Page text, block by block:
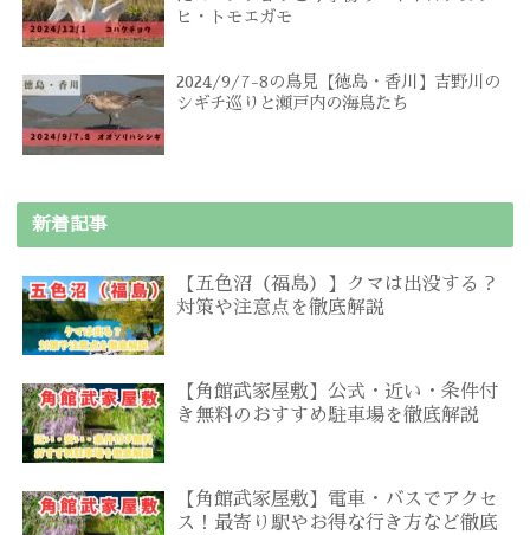
ヒ・トモエガモ
2024/9/7-8の鳥見【徳島・香川】吉野川の
シギチ巡りと瀬戸内の海鳥たち
新着記事
【五色沼（福島）】クマは出没する？
対策や注意点を徹底解説
【角館武家屋敷】公式・近い・条件付
き無料のおすすめ駐車場を徹底解説
【角館武家屋敷】電車・バスでアクセ
ス！最寄り駅やお得な行き方など徹底